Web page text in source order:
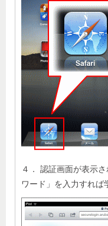
４． 認証画面が表示
ワード」を入力すれば